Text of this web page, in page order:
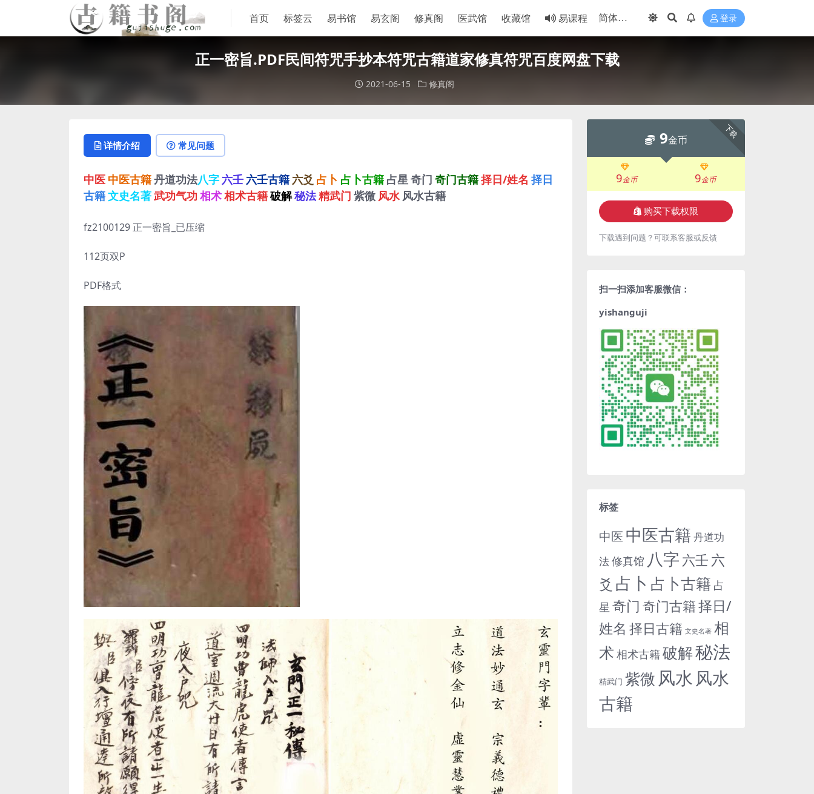
首页 标签云 易书馆 易玄阁 修真阁 医武馆 收藏馆 易课程 登录
正一密旨.PDF民间符咒手抄本符咒古籍道家修真符咒百度网盘下载
2021-06-15 修真阁
详情介绍 常见问题
中医 中医古籍丹道功法八字 六壬 六壬古籍 六爻 占卜 占卜古籍 占星奇门 奇门古籍择日/姓名 择日
古籍文史名著武功气功 相术相术古籍破解秘法精武门 紫微 风水 风水古籍
fz2100129 正一密旨_已压缩
112页双P
PDF格式
下载
9金币
9金币 9金币
购买下载权限
下载遇到问题？可联系客服或反馈
扫一扫添加客服微信：
yishanguji
标签
中医 中医古籍 丹道功
法修真馆 八字 六壬 六
爻 占卜 占卜古籍 占
星 奇门 奇门古籍择日/
姓名 择日古籍 文史名著 相
术 相术古籍破解秘法
精武门 紫微 风水 风水
古籍